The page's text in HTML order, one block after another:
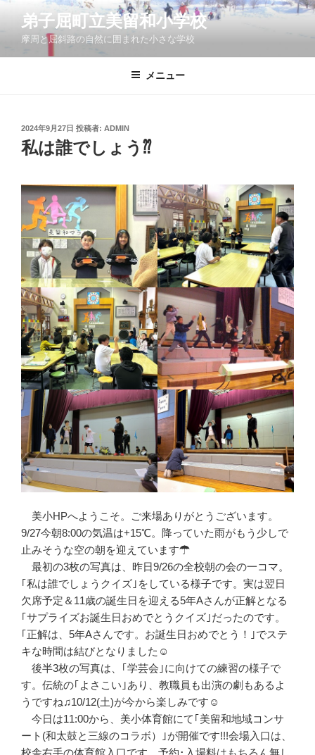
ン
弟子屈町立美留和小学校
摩周と屈斜路の自然に囲まれた小さな学校
メニュー
投
稿
日:
2024年9月27日 投稿者: ADMIN
私は誰でしょう⁇
美小HPへようこそ。ご来場ありがとうございます。
9/27今朝8:00の気温は+15℃。降っていた雨がもう少しで
止みそうな空の朝を迎えています☂
最初の3枚の写真は、昨日9/26の全校朝の会の一コマ。
｢私は誰でしょうクイズ｣をしている様子です。実は翌日
欠席予定＆11歳の誕生日を迎える5年Aさんが正解となる
｢サプライズお誕生日おめでとうクイズ｣だったのです。
｢正解は、5年Aさんです。お誕生日おめでとう！｣でステ
キな時間は結びとなりました☺
後半3枚の写真は、｢学芸会｣に向けての練習の様子で
す。伝統の｢よさこい｣あり、教職員も出演の劇もあるよ
うですね♫10/12(土)が今から楽しみです☺
今日は11:00から、美小体育館にて｢美留和地域コンサ
ート(和太鼓と三線のコラボ）｣が開催です!!!会場入口は、